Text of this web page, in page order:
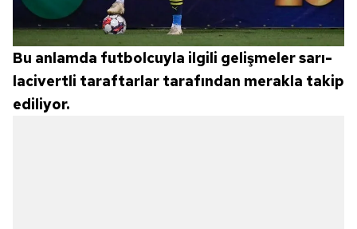
Bu anlamda futbolcuyla ilgili gelişmeler sarı-
lacivertli taraftarlar tarafından merakla takip
ediliyor.